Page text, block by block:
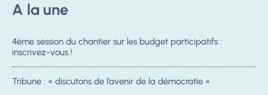
A la une
4ème session du chantier sur les budget participatifs :
inscrivez-vous !
Tribune : « discutons de l’avenir de la démocratie »